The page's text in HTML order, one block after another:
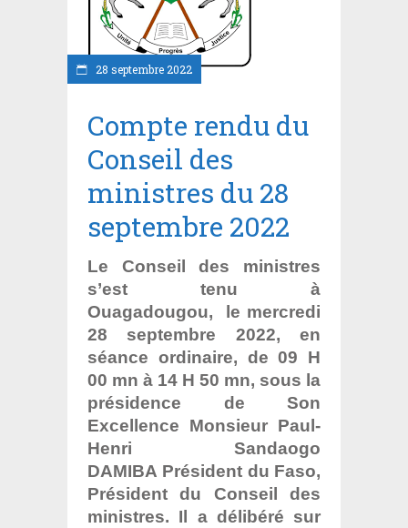
28 septembre 2022
Compte rendu du
Conseil des
ministres du 28
septembre 2022
Le Conseil des ministres
s’est tenu à
Ouagadougou, le mercredi
28 septembre 2022, en
séance ordinaire, de 09 H
00 mn à 14 H 50 mn, sous la
présidence de Son
Excellence Monsieur Paul-
Henri Sandaogo
DAMIBA Président du Faso,
Président du Conseil des
ministres. Il a délibéré sur